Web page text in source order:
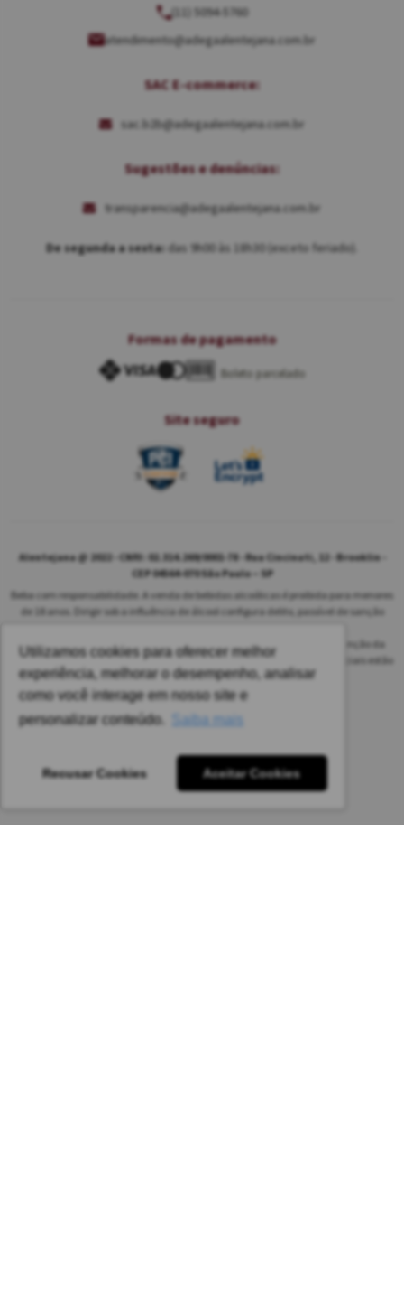
Utilizamos cookies para oferecer melhor
experiência, melhorar o desempenho, analisar
como você interage em nosso site e
personalizar conteúdo.
Saiba mais
Recusar Cookies Aceitar Cookies
(11) 5094-5760
atendimento@adegaalentejana.com.br
SAC E-commerce:
sac.b2b@adegaalentejana.com.br
Sugestões e denúncias:
transparencia@adegaalentejana.com.br
De segunda a sexta: das 9h00 às 18h30 (exceto feriado).
Formas de pagamento
Boleto parcelado
Site seguro
Alentejana @ 2022 - CNPJ: 02.314.269/0001-78 - Rua Cincinati, 12 - Brooklin -
CEP 04564-070 São Paulo – SP
Beba com responsabilidade. A venda de bebidas alcoólicas é proibida para menores
de 18 anos. Dirigir sob a influência de álcool configura delito, passível de sanção
As safras dos vinhos poderão ser diferentes das informadas no site em função da
disponibilidade do nosso estoque. Alteração de preços e condições comerciais estão
sujeitas a alteração sem aviso prévio.
Pedido mínimo: R$ 1.650,00 para todas as regiões.
Imagens meramente ilustrativas.